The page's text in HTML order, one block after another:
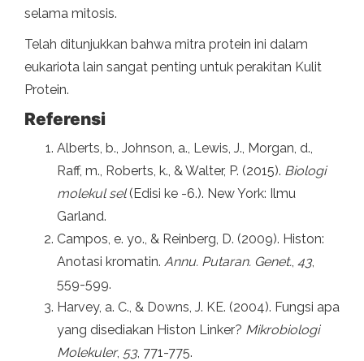
selama mitosis.
Telah ditunjukkan bahwa mitra protein ini dalam
eukariota lain sangat penting untuk perakitan Kulit
Protein.
Referensi
Alberts, b., Johnson, a., Lewis, J., Morgan, d.,
Raff, m., Roberts, k., & Walter, P. (2015). Biologi
molekul sel(Edisi ke -6.). New York: Ilmu
Garland.
Campos, e. yo., & Reinberg, D. (2009). Histon:
Anotasi kromatin. Annu. Putaran. Genet., 43,
559-599.
Harvey, a. C., & Downs, J. KE. (2004). Fungsi apa
yang disediakan Histon Linker? Mikrobiologi
Molekuler, 53, 771-775.